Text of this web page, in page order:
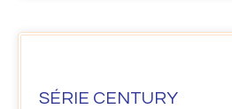
SÉRIE CENTURY